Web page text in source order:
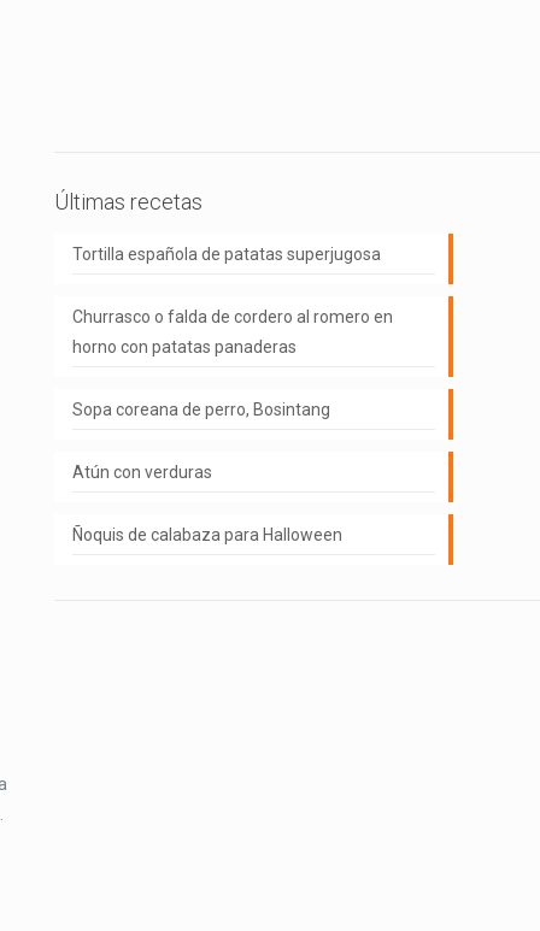
Últimas recetas
Tortilla española de patatas superjugosa
Churrasco o falda de cordero al romero en
horno con patatas panaderas
Sopa coreana de perro, Bosintang
Atún con verduras
Ñoquis de calabaza para Halloween